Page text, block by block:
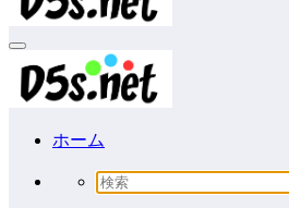
プ
ホーム